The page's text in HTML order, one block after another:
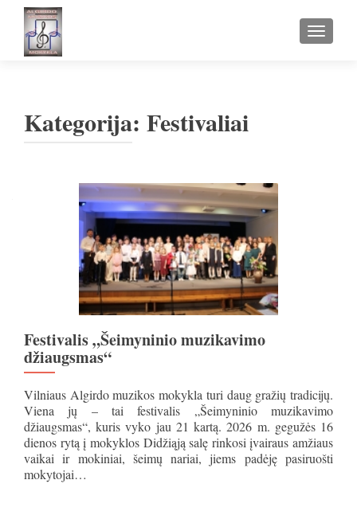
Kategorija: Festivaliai
Festivalis „Šeimyninio muzikavimo
džiaugsmas“
Vilniaus Algirdo muzikos mokykla turi daug gražių tradicijų.
Viena jų – tai festivalis „Šeimyninio muzikavimo
džiaugsmas“, kuris vyko jau 21 kartą. 2026 m. gegužės 16
dienos rytą į mokyklos Didžiąją salę rinkosi įvairaus amžiaus
vaikai ir mokiniai, šeimų nariai, jiems padėję pasiruošti
mokytojai…
Navigacija